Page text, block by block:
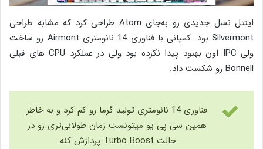
اینتل نسل جدیدی رو به‌جای Atom طراحی کرد که مشابه طراحی
Silvermont بود. کمپانی با فناوری 14 نانومتری Airmont رو ساخت
ولی IPC اون بهبود پیدا نکرده بود ولی در عملکرد CPU های قبلی
Bonnell رو شکست داد.
فناوری 14 نانومتری تولید گرما رو کم کرد و به خاطر
همین سی پی یو میتونست زمان طولانی‌تری رو در
حالت Turbo Boost پردازش کنه.